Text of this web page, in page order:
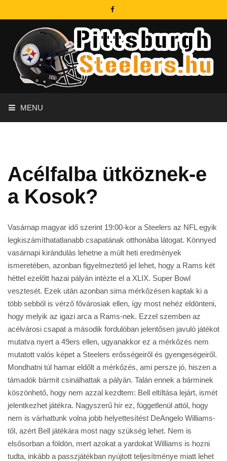
MENU
Acélfalba ütköznek-e
a Kosok?
Vasárnap magyar idő szerint 19:00-kor a Steelers az NFL egyik
legkiszámíthatatlanabb csapatának otthonába látogat. Könnyed
vasárnapi kirándulás lehetne a múlt heti eredmények
ismeretében, azonban figyelmeztető jel lehet, hogy a Rams két
héttel ezelőtt hazai pályán intézte el a XLIX. Super Bowl
vesztesét. Ezek után azonban sima mérkőzésen kaptak ki a
több sebből is vérző fővárosiak ellen, így most nehéz eldönteni,
hogy melyik az igazi arca a Rams-nek. Ezzel szemben az
acélvárosi csapat a második fordulóban jelentősen javuló játékot
mutatva nyert a 49ers ellen, ugyanakkor ez a mérkőzés nem
mutatott valós képet a Steelers erősségeiről és gyengeségeiről.
Mondhatni túl hamar eldőlt a mérkőzés, ami persze jó, hiszen a
támadók bármit csinálhattak a pályán. Talán ennek a bárminek
köszönhető, hogy nem azzal kezdtem: Bell eltíltása lejárt, ismét
jelentkezhet játékra. Nagyszerű hír ez, függetlenül attól, hogy
nem is várhattunk volna jobb helyettesítést DeAngelo Williams-
től, azért Bell játékára most nagy szükség lehet. Nem is
elsősorban a földön, mert azokat a yardokat Williams is hozni
tudta, inkább a passzjátékban nyújtott teljesítménye miatt lehet